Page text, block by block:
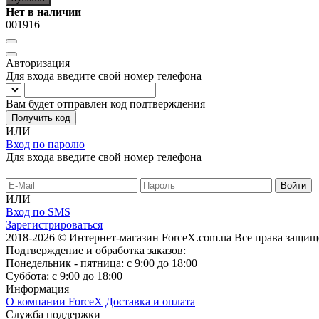
Нет в наличии
001916
Авторизация
Для входа введите свой номер телефона
Вам будет отправлен код подтверждения
Получить код
ИЛИ
Вход по паролю
Для входа введите свой номер телефона
ИЛИ
Вход по SMS
Зарегистрироваться
2018-2026 © Интернет-магазин ForceX.com.ua Все права
Подтверждение и обработка заказов:
Понедельник - пятница: с 9:00 до 18:00
Суббота: с 9:00 до 18:00
Информация
О компании ForceX Доставка и оплата
Служба поддержки